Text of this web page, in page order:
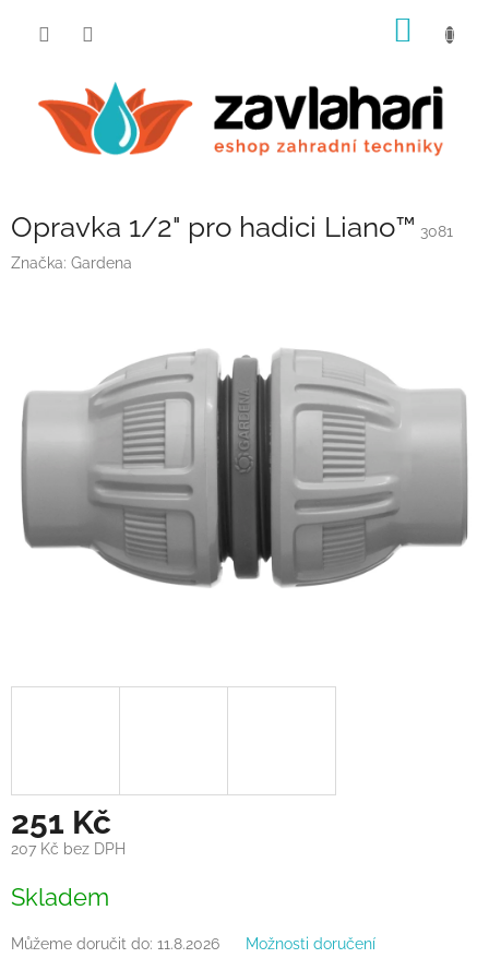
Opravka 1/2" pro hadici Liano™ 3081
Značka: Gardena
251 Kč
207 Kč bez DPH
cena:
Skladem
Můžeme doručit do: 11.8.2026 Možnosti doručení